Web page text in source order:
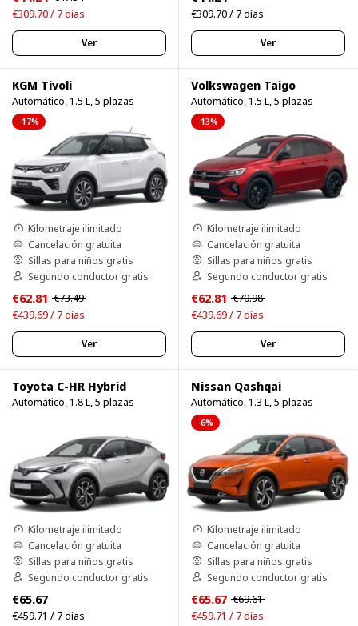
€309.70 / 7 días
Ver
€309.70 / 7 días
Ver
KGM Tivoli
Automático, 1.5 L, 5 plazas
-17%
Kilometraje ilimitado
Cancelación gratuita
Sillas para niños gratis
Segundo conductor gratis
€62.81 €73.49
€439.69 / 7 días
Ver
Volkswagen Taigo
Automático, 1.5 L, 5 plazas
-13%
Kilometraje ilimitado
Cancelación gratuita
Sillas para niños gratis
Segundo conductor gratis
€62.81 €70.98
€439.69 / 7 días
Ver
Toyota C-HR Hybrid
Automático, 1.8 L, 5 plazas
Kilometraje ilimitado
Cancelación gratuita
Sillas para niños gratis
Segundo conductor gratis
€65.67
€459.71 / 7 días
Nissan Qashqai
Automático, 1.3 L, 5 plazas
-6%
Kilometraje ilimitado
Cancelación gratuita
Sillas para niños gratis
Segundo conductor gratis
€65.67 €69.61
€459.71 / 7 días